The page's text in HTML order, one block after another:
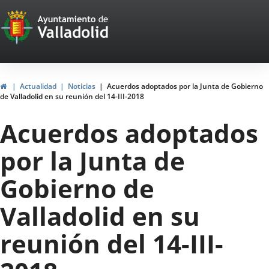
Portal
Web
del
Ayuntamiento
de
Valladolid
InicioActualidad Noticias
Acuerdos adoptados por la Junta de Gobierno
de Valladolid en su reunión del 14-III-2018
Acuerdos adoptados
por la Junta de
Gobierno de
Valladolid en su
reunión del 14-III-